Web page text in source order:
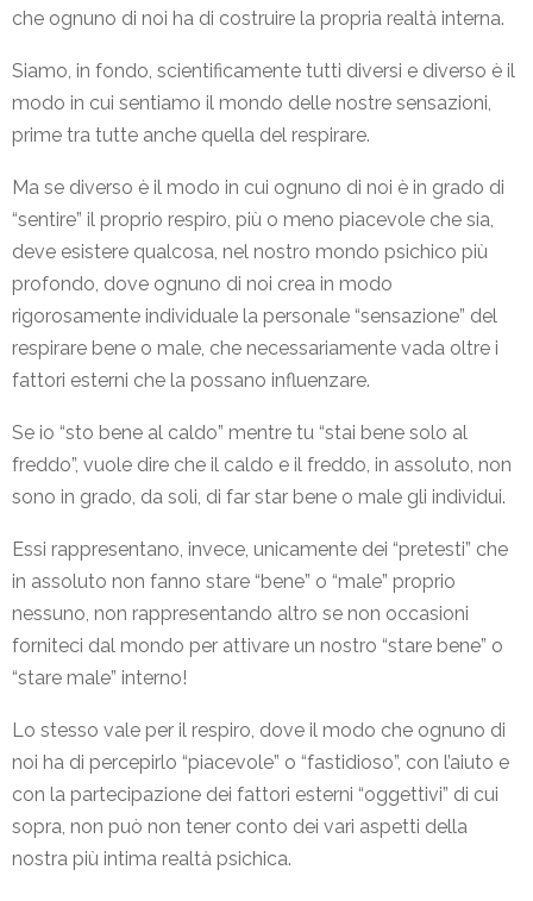
che ognuno di noi ha di costruire la propria realtà interna.
Siamo, in fondo, scientificamente tutti diversi e diverso è il
modo in cui sentiamo il mondo delle nostre sensazioni,
prime tra tutte anche quella del respirare.
Ma se diverso è il modo in cui ognuno di noi è in grado di
“sentire” il proprio respiro, più o meno piacevole che sia,
deve esistere qualcosa, nel nostro mondo psichico più
profondo, dove ognuno di noi crea in modo
rigorosamente individuale la personale “sensazione” del
respirare bene o male, che necessariamente vada oltre i
fattori esterni che la possano influenzare.
Se io “sto bene al caldo” mentre tu “stai bene solo al
freddo”, vuole dire che il caldo e il freddo, in assoluto, non
sono in grado, da soli, di far star bene o male gli individui.
Essi rappresentano, invece, unicamente dei “pretesti” che
in assoluto non fanno stare “bene” o “male” proprio
nessuno, non rappresentando altro se non occasioni
forniteci dal mondo per attivare un nostro “stare bene” o
“stare male” interno!
Lo stesso vale per il respiro, dove il modo che ognuno di
noi ha di percepirlo “piacevole” o “fastidioso”, con l’aiuto e
con la partecipazione dei fattori esterni “oggettivi” di cui
sopra, non può non tener conto dei vari aspetti della
nostra più intima realtà psichica.